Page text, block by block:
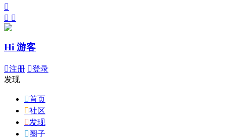

 
Hi 游客
注册 登录
发现
首页
社区
发现
 圈子